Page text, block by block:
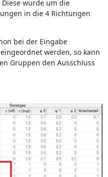
wurde um die
in die 4 Richtungen
bei der Eingabe
werden, so kann
Gruppen den Ausschluss